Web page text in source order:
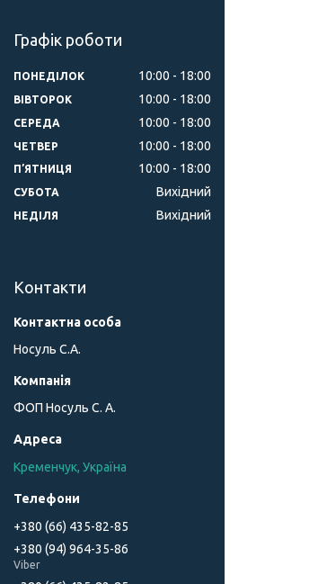
Графік роботи
ПОНЕДІЛОК 10:00 18:00
ВІВТОРОК 10:00 18:00
СЕРЕДА 10:00 18:00
ЧЕТВЕР 10:00 18:00
ПʼЯТНИЦЯ 10:00 18:00
СУБОТА Вихідний
НЕДІЛЯ Вихідний
Контакти
Носуль С.А.
ФОП Носуль С. А.
Кременчук, Україна
+380 (66) 435-82-85
+380 (94) 964-35-86
Viber